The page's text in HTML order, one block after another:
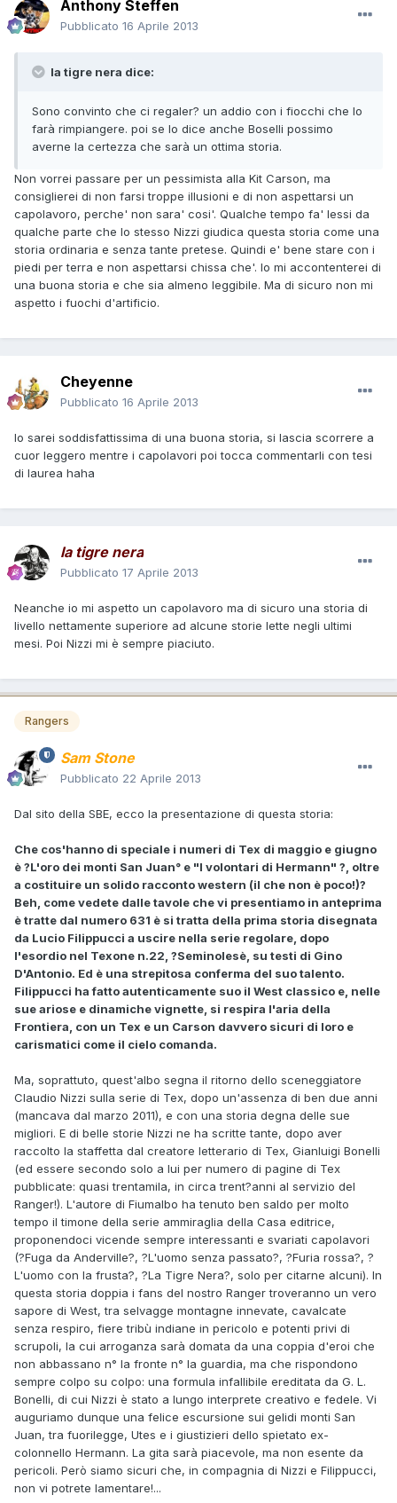
Anthony Steffen
Pubblicato 16 Aprile 2013
la tigre nera dice:
Sono convinto che ci regaler? un addio con i fiocchi che lo
farà rimpiangere. poi se lo dice anche Boselli possimo
averne la certezza che sarà un ottima storia.
Non vorrei passare per un pessimista alla Kit Carson, ma
consiglierei di non farsi troppe illusioni e di non aspettarsi un
capolavoro, perche' non sara' cosi'. Qualche tempo fa' lessi da
qualche parte che lo stesso Nizzi giudica questa storia come una
storia ordinaria e senza tante pretese. Quindi e' bene stare con i
piedi per terra e non aspettarsi chissa che'. Io mi accontenterei di
una buona storia e che sia almeno leggibile. Ma di sicuro non mi
aspetto i fuochi d'artificio.
Cheyenne
Pubblicato 16 Aprile 2013
Io sarei soddisfattissima di una buona storia, si lascia scorrere a
cuor leggero mentre i capolavori poi tocca commentarli con tesi
di laurea haha
la tigre nera
Pubblicato 17 Aprile 2013
Neanche io mi aspetto un capolavoro ma di sicuro una storia di
livello nettamente superiore ad alcune storie lette negli ultimi
mesi. Poi Nizzi mi è sempre piaciuto.
Rangers
Sam Stone
Pubblicato 22 Aprile 2013
Dal sito della SBE, ecco la presentazione di questa storia:
Che cos'hanno di speciale i numeri di Tex di maggio e giugno
è ?L'oro dei monti San Juan° e "I volontari di Hermann" ?, oltre
a costituire un solido racconto western (il che non è poco!)?
Beh, come vedete dalle tavole che vi presentiamo in anteprima
è tratte dal numero 631 è si tratta della prima storia disegnata
da Lucio Filippucci a uscire nella serie regolare, dopo
l'esordio nel Texone n.22, ?Seminolesè, su testi di Gino
D'Antonio. Ed è una strepitosa conferma del suo talento.
Filippucci ha fatto autenticamente suo il West classico e, nelle
sue ariose e dinamiche vignette, si respira l'aria della
Frontiera, con un Tex e un Carson davvero sicuri di loro e
carismatici come il cielo comanda.
Ma, soprattuto, quest'albo segna il ritorno dello sceneggiatore
Claudio Nizzi sulla serie di Tex, dopo un'assenza di ben due anni
(mancava dal marzo 2011), e con una storia degna delle sue
migliori. E di belle storie Nizzi ne ha scritte tante, dopo aver
raccolto la staffetta dal creatore letterario di Tex, Gianluigi Bonelli
(ed essere secondo solo a lui per numero di pagine di Tex
pubblicate: quasi trentamila, in circa trent?anni al servizio del
Ranger!). L'autore di Fiumalbo ha tenuto ben saldo per molto
tempo il timone della serie ammiraglia della Casa editrice,
proponendoci vicende sempre interessanti e svariati capolavori
(?Fuga da Anderville?, ?L'uomo senza passato?, ?Furia rossa?, ?
L'uomo con la frusta?, ?La Tigre Nera?, solo per citarne alcuni). In
questa storia doppia i fans del nostro Ranger troveranno un vero
sapore di West, tra selvagge montagne innevate, cavalcate
senza respiro, fiere tribù indiane in pericolo e potenti privi di
scrupoli, la cui arroganza sarà domata da una coppia d'eroi che
non abbassano n° la fronte n° la guardia, ma che rispondono
sempre colpo su colpo: una formula infallibile ereditata da G. L.
Bonelli, di cui Nizzi è stato a lungo interprete creativo e fedele. Vi
auguriamo dunque una felice escursione sui gelidi monti San
Juan, tra fuorilegge, Utes e i giustizieri dello spietato ex-
colonnello Hermann. La gita sarà piacevole, ma non esente da
pericoli. Però siamo sicuri che, in compagnia di Nizzi e Filippucci,
non vi potrete lamentare!...